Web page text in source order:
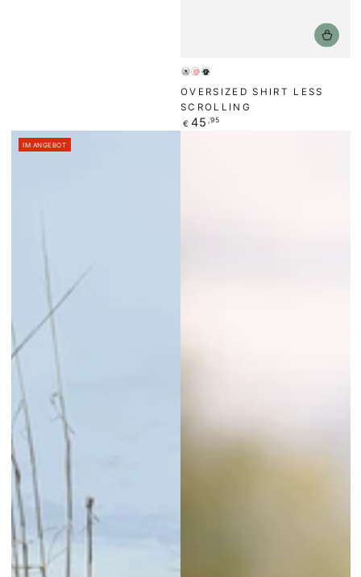
Flieder
Pink
Joi
Schwarz
OVERSIZED SHIRT LESS
SCROLLING
Regulärer
€ 45 ,95
IM ANGEBOT